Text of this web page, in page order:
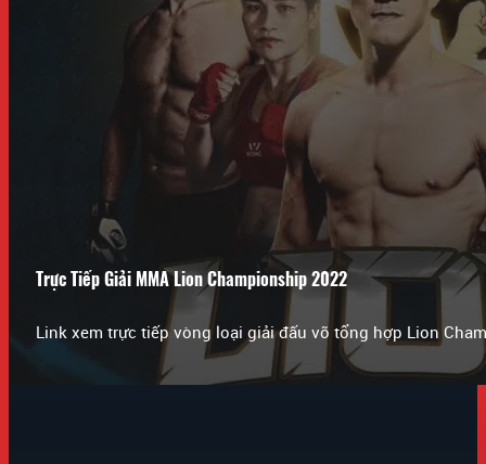
Trực Tiếp Giải MMA Lion Championship 2022
Link xem trực tiếp vòng loại giải đấu võ tổng hợp Lion